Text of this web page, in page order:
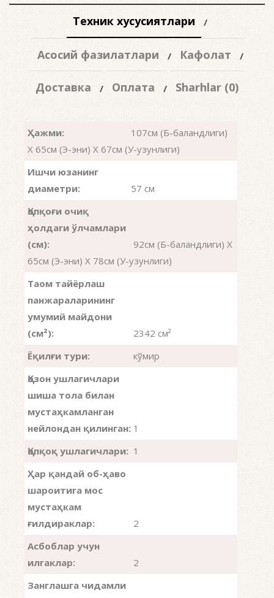
Техник хусусиятлари
Асосий фазилатлари Кафолат
Доставка Оплата Sharhlar (0)
Ҳажми:
107см (Б-баландлиги)
X 65см (Э-эни) X 67см (У-узунлиги)
Ишчи юзанинг
диаметри:
57 см
Қопқоғи очиқ
ҳолдаги ўлчамлари
(см):
92см (Б-баландлиги) X
65см (Э-эни) X 78см (У-узунлиги)
Таом тайёрлаш
панжараларининг
умумий майдони
(см²):
2342 см²
Ёқилғи тури:
кўмир
Қозон ушлагичлари
шиша тола билан
мустаҳкамланган
нейлондан қилинган: 1
Қопқоқ ушлагичлари: 1
Ҳар қандай об-ҳаво
шароитига мос
мустаҳкам
ғилдираклар:
2
Асбоблар учун
илгаклар:
2
Занглашга чидамли